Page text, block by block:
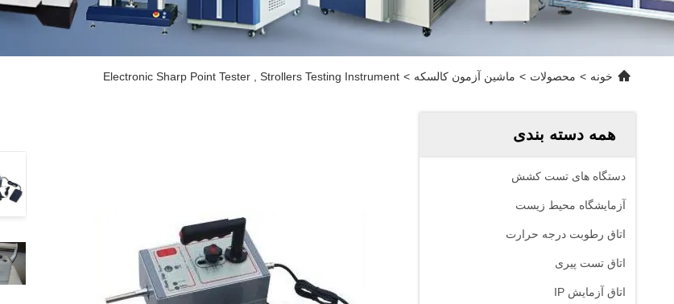
خونه > محصولات > ماشین آزمون کالسکه >
Electronic Sharp Point Tester , Strollers Testing Instrument
همه دسته بندی
دستگاه های تست کشش
آزمایشگاه محیط زیست
اتاق رطوبت درجه حرارت
اتاق تست پیری
اتاق آزمایش IP